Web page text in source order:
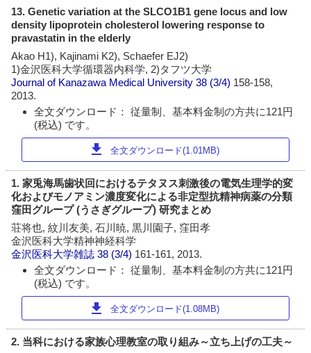
13. Genetic variation at the SLCO1B1 gene locus and low
density lipoprotein cholesterol lowering response to
pravastatin in the elderly
Akao H1), Kajinami K2), Schaefer EJ2)
1)金沢医科大学循環器内科学, 2)タフツ大学
Journal of Kanazawa Medical University 38 (3/4) 158-158,
2013.
全文ダウンロード： 従量制、基本料金制の方共に121円
(税込) です。
download 全文ダウンロード(1.01MB)
1. 家兎海馬歯状回におけるテタヌス刺激後の電気生理学的変
化およびモノアミン濃度変化による非定型抗精神病薬の分類
窪田グループ (うさぎグループ) 研究まとめ
荘将也, 紋川友美, 石川暁, 黒川園子, 窪田孝
金沢医科大学精神神経科学
金沢医科大学雑誌 38 (3/4) 161-161, 2013.
全文ダウンロード： 従量制、基本料金制の方共に121円
(税込) です。
download 全文ダウンロード(1.08MB)
2. 当科における家族心理教室の取り組み～立ち上げの工夫～